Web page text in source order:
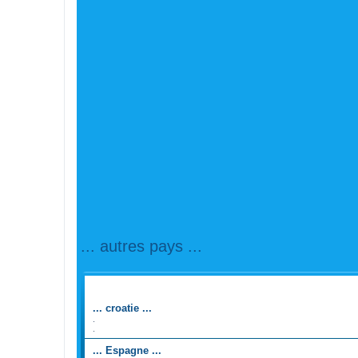
... autres pays ...
... croatie ...
... Espagne ...